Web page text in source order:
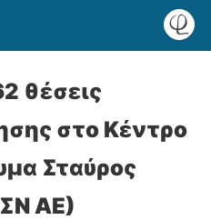
θέσεις
στο Κέντρο
Σταύρος
ΑΕ)